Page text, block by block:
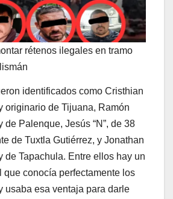
rétenos ilegales en tramo
identificados como Cristhian
originario de Tijuana, Ramón
de Palenque, Jesús “N”, de 38
de Tuxtla Gutiérrez, y Jonathan
de Tapachula. Entre ellos hay un
que conocía perfectamente los
usaba esa ventaja para darle